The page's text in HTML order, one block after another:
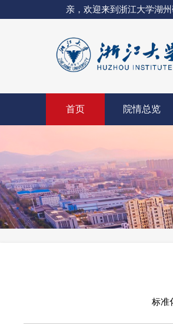
亲，欢迎来到浙江大学湖州
首页 院情总览
标